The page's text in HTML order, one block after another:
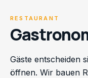
RESTAURANT
Gäste entscheiden
öffnen. Wir bauen